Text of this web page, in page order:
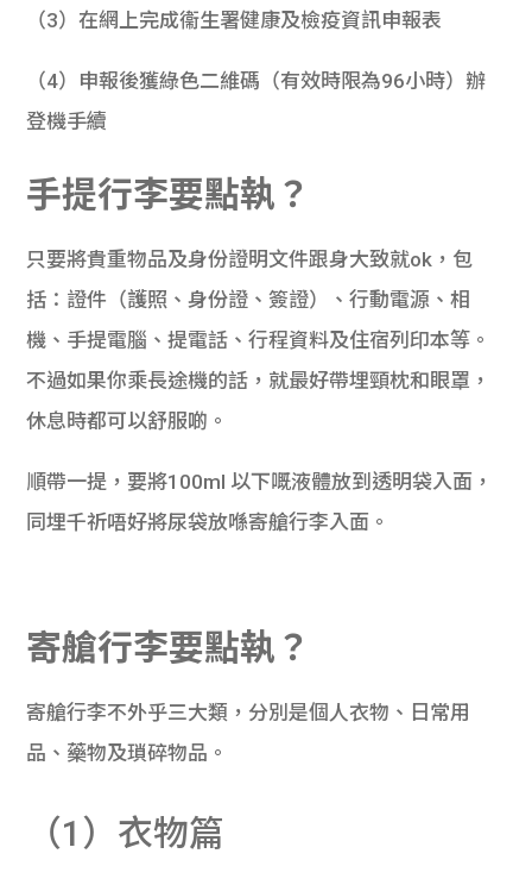
（3）在網上完成衞生署健康及檢疫資訊申報表
（4）申報後獲綠色二維碼（有效時限為96小時）辦
登機手續
手提行李要點執？
只要將貴重物品及身份證明文件跟身大致就ok，包
括：證件（護照、身份證、簽證）、行動電源、相
機、手提電腦、提電話、行程資料及住宿列印本等。
不過如果你乘長途機的話，就最好帶埋頸枕和眼罩，
休息時都可以舒服啲。
順帶一提，要將100ml 以下嘅液體放到透明袋入面，
同埋千祈唔好將尿袋放喺寄艙行李入面。
寄艙行李要點執？
寄艙行李不外乎三大類，分別是個人衣物、日常用
品、藥物及瑣碎物品。
（1）衣物篇